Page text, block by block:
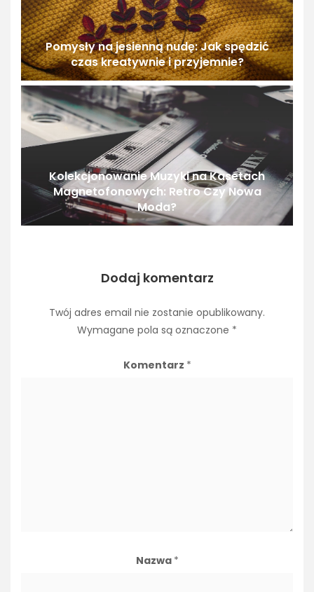
Pomysły na jesienną nudę: Jak spędzić
czas kreatywnie i przyjemnie?
Kolekcjonowanie Muzyki na Kasetach
Magnetofonowych: Retro Czy Nowa
Moda?
Dodaj komentarz
Twój adres email nie zostanie opublikowany.
Wymagane pola są oznaczone *
Komentarz *
Nazwa *